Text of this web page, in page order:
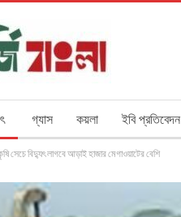
গ্যাস কয়লা ইবি প্রতিবেদন
সেচে বিদ্যুৎ লাগবে আড়াই হাজার মেগাওয়াটের বেশি